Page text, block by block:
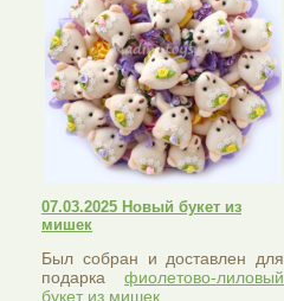
07.03.2025 Новый букет из
мишек
Был собран и доставлен для
подарка фиолетово-лиловый
букет из мишек